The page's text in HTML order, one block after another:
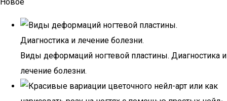
Виды деформаций ногтевой пластины. Диагностика и
лечение болезни.